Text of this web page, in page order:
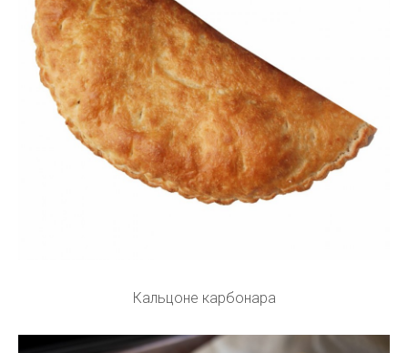
Кальцоне карбонара